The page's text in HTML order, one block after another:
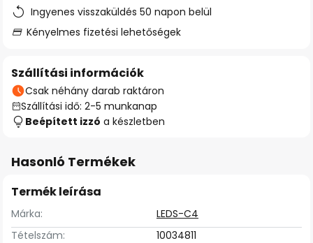
Ingyenes visszaküldés 50 napon belül
Kényelmes fizetési lehetőségek
Szállítási információk
Csak néhány darab raktáron
Szállítási idő: 2-5 munkanap
Beépített izzó a készletben
Hasonló Termékek
Termék leírása
Márka:
LEDS-C4
Tételszám:
10034811